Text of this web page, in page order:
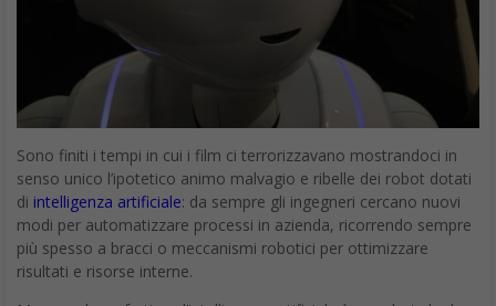
Sono finiti i tempi in cui i film ci terrorizzavano mostrandoci in
senso unico l’ipotetico animo malvagio e ribelle dei robot dotati
di intelligenza artificiale: da sempre gli ingegneri cercano nuovi
modi per automatizzare processi in azienda, ricorrendo sempre
più spesso a bracci o meccanismi robotici per ottimizzare
risultati e risorse interne.